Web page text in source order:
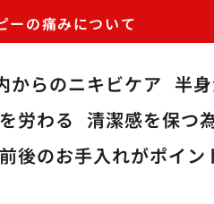
ーの痛みについて
からのニキビケア 半
労わる
清潔感を保つ
後のお手入れがポイン